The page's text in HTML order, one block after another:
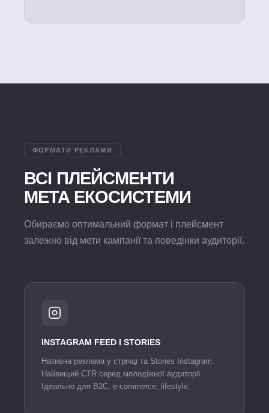
ФОРМАТИ РЕКЛАМИ
ВСІ ПЛЕЙСМЕНТИ
META ЕКОСИСТЕМИ
Обираємо оптимальний формат і плейсмент
залежно від мети кампанії та поведінки аудиторії.
INSTAGRAM FEED І STORIES
Нативна реклама у стрічці та Stories Instagram.
Найвищий CTR серед молодіжної аудиторії.
Ідеально для B2C, e-commerce, lifestyle.